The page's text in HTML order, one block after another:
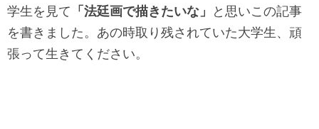
学生を見て 「 法廷画で描きたいな」
と思いこの記事
を書きました。あの時取り残されていた大学生、頑
張って生きてください。